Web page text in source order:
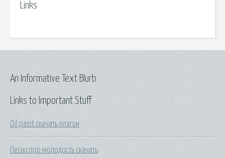
Links
Links to Important Stuff
Oil paint скачать плагин
Песни про молодость скачать
An Informative Text Blurb